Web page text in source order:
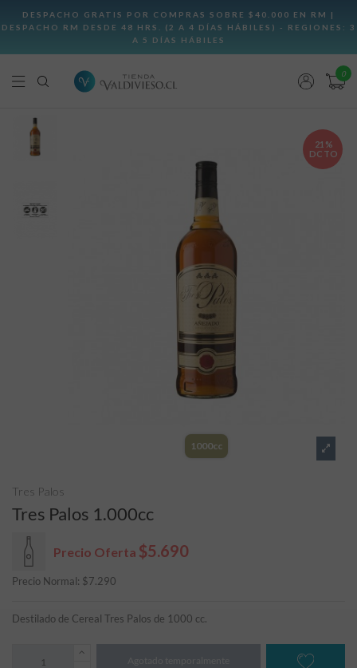
0
21%
DCTO
1000cc
Tres Palos
Tres Palos 1.000cc
Precio Oferta $5.690
Precio Normal: $7.290
Destilado de Cereal Tres Palos de 1000 cc.
Agotado temporalmente